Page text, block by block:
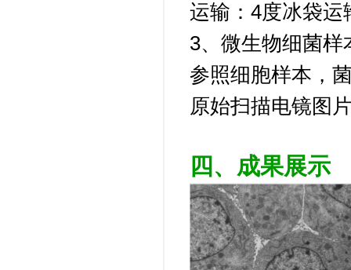
运输： 4度冰袋运
3、微生物细菌样
参照细胞样本，
原始扫描电镜图
四、 成果展示